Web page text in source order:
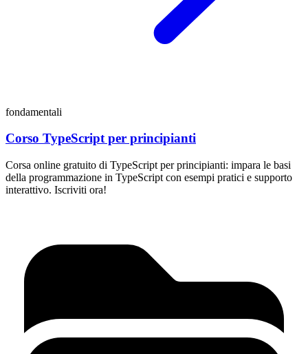
fondamentali
Corso TypeScript per principianti
Corsa online gratuito di TypeScript per principianti: impara le basi
della programmazione in TypeScript con esempi pratici e supporto
interattivo. Iscriviti ora!